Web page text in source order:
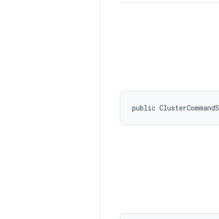
public